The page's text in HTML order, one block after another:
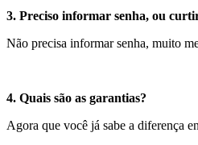
3. Preciso informar senha, ou
Não precisa informar senha, muito
4. Quais são as garantias?
Agora que você já sabe a diferença